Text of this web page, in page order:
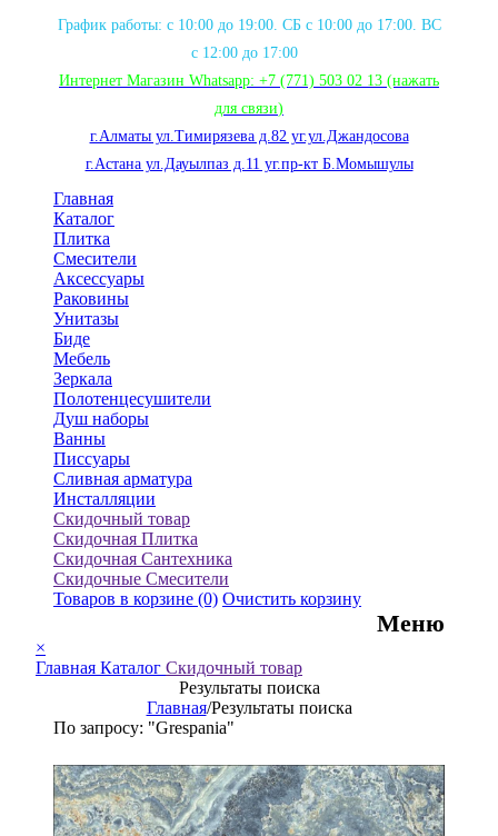
График работы: с 10:00 до 19:00. СБ с 10:00 до 17:00. ВС
с 12:00 до 17:00
Интернет Магазин Whatsapp: +7 (771) 503 02 13 (нажать
для связи)
г.Алматы ул.Тимирязева д.82 уг.ул.Джандосова
г.Астана ул.Дауылпаз д.11 уг.пр-кт Б.Момышулы
Главная
Каталог
Плитка
Смесители
Аксессуары
Раковины
Унитазы
Биде
Мебель
Зеркала
Полотенцесушители
Душ наборы
Ванны
Писсуары
Сливная арматура
Инсталляции
Скидочный товар
Скидочная Плитка
Скидочная Сантехника
Скидочные Смесители
Товаров в корзине (0) Очистить корзину
Меню
×
Главная Каталог Скидочный товар
Результаты поиска
Главная/Результаты поиска
По запросу: "Grespania"